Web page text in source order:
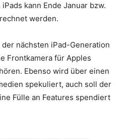
kann Ende Januar bzw.
werden.
nächsten iPad-Generation
Frontkamera für Apples
Ebenso wird über einen
spekuliert, auch soll der
Fülle an Features spendiert